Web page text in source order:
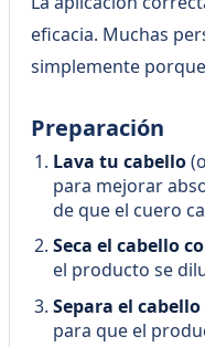
eficacia. Muchas
simplemente
Preparación
Lava tu cabello
para mejorar
de que el cuero
Seca el cabello
el producto se
Separa el cabello
para que el